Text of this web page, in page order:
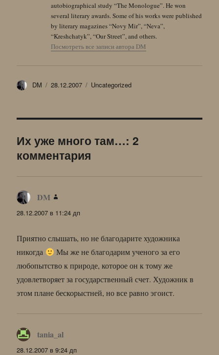
autobiographical study “The Monologue”. He won
several literary awards. Some of his works were published
by literary magazines “Novy Mir”, “Neva”,
“Kreshchatyk”, “Our Street”, and others.
Посмотреть все записи автора DM
Автор
DM Опубликовано
28.12.2007 Рубрики
Uncategorized
Их уже много там…: 2
комментария
DM
28.12.2007 в 11:24 дп
Приятно слышать, но не благодарите художника
никогда
Мы же не благодарим ученого за его
любопытство к природе, которое он к тому же
удовлетворяет за государственный счет. Художник в
этом плане бескорыстней, но все равно эгоист.
tania_al
28.12.2007 в 9:24 дп